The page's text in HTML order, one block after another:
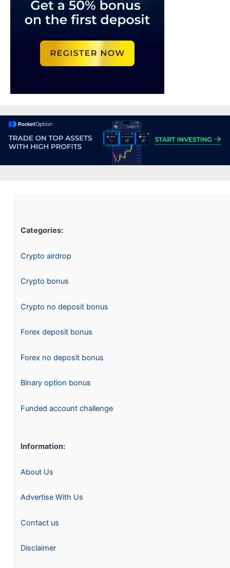
Categories:
Crypto airdrop
Crypto bonus
Crypto no deposit bonus
Forex deposit bonus
Forex no deposit bonus
Binary option bonus
Funded account challenge
Information:
About Us
Advertise With Us
Contact us
Disclaimer